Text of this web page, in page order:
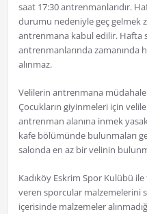
saat 17:30 antrenmanlarıdır.
durumu nedeniyle geç gelmek
antrenmana kabul edilir. Hafta
antrenmanlarında zamanında
alınmaz.
Velilerin antrenmana
Çocukların giyinmeleri için
antrenman alanına inmek
kafe bölümünde bulunmaları
salonda en az bir velinin
Kadıköy Eskrim Spor Kulübü
veren sporcular malzemelerini
içerisinde malzemeler